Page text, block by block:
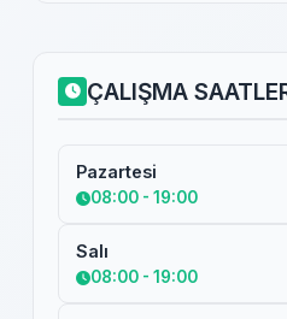
ÇALIŞMA
Pazartesi
08:00 - 19:00
Salı
08:00 - 19:00